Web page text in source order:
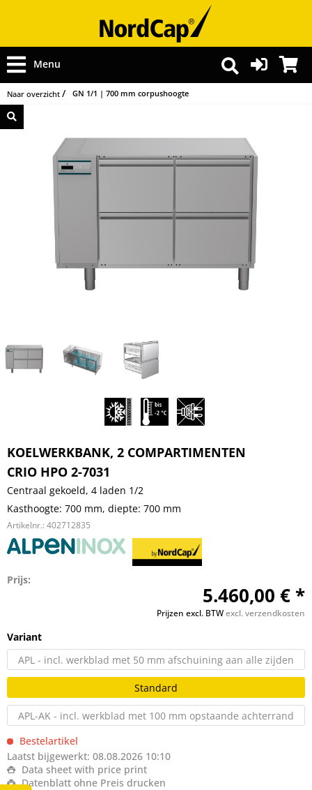
Menu
Naar overzicht GN 1/1 | 700 mm corpushoogte
KOELWERKBANK, 2 COMPARTIMENTEN
CRIO HPO 2-7031
Centraal gekoeld, 4 laden 1/2
Kasthoogte: 700 mm, diepte: 700 mm
Artikelnr.: 402712835
Prijs:
5.460,00 € *
Prijzen excl. BTWexcl. verzendkosten
Variant
APL - incl. werkblad met 50 mm afschuining aan alle zijden
Standard
APL-AK - incl. werkblad met 100 mm opstaande achterrand
Bestelartikel
Laatst bijgewerkt: 08.08.2026 10:10
Data sheet with price print
Datenblatt ohne Preis drucken